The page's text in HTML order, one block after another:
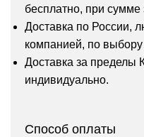
бесплатно, при сумме
Доставка по России,
компанией, по выбору
Доставка за пределы
индивидуально.
Способ оплаты